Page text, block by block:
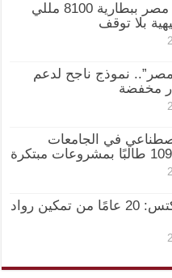
vivo Y500 يصل مصر ببطارية 8100 مللي
بلا توقف
نموذج ناجح لدعم
مخفضة
في الجامعات
أورنچ مصر وإيناكتس: 20 عامًا من تمكين رواد